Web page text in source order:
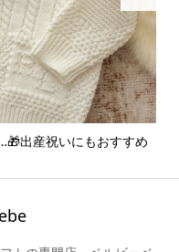
出産祝いにもおすすめ